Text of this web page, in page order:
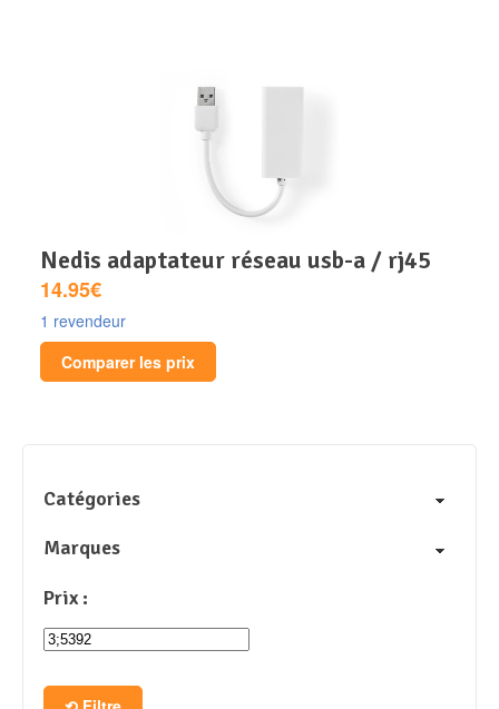
nedis adaptateur réseau usb-a / rj45
14.95€
1 revendeur
Comparer les prix
Catégories
Marques
Prix :